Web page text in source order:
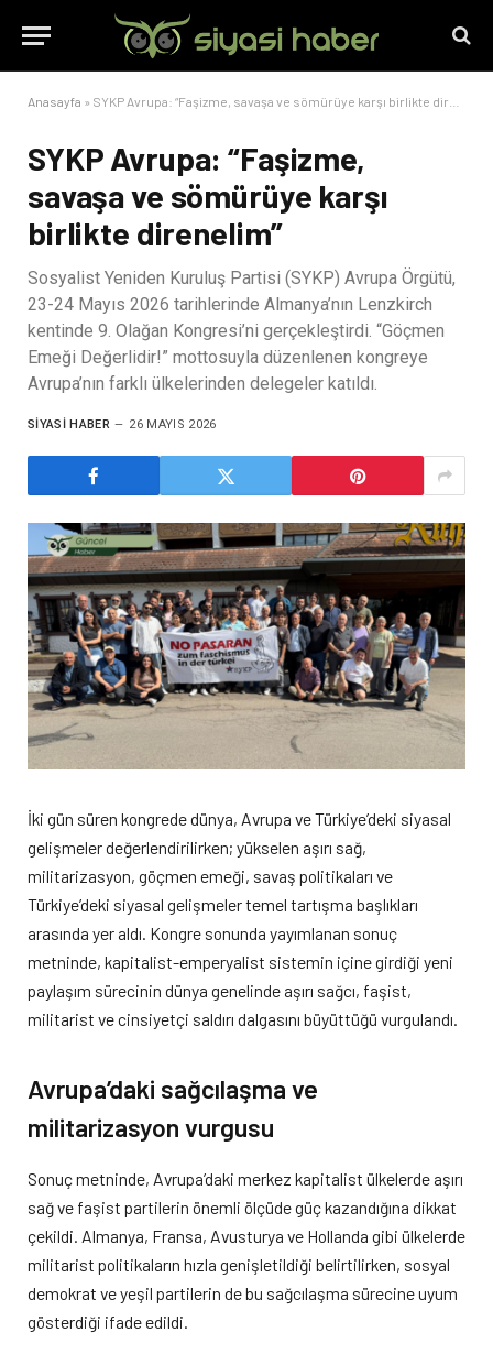
Anasayfa » SYKP Avrupa: “Faşizme, savaşa ve sömürüye karşı birlikte direnelim”
SYKP Avrupa: “Faşizme,
savaşa ve sömürüye karşı
birlikte direnelim”
Sosyalist Yeniden Kuruluş Partisi (SYKP) Avrupa Örgütü,
23-24 Mayıs 2026 tarihlerinde Almanya’nın Lenzkirch
kentinde 9. Olağan Kongresi’ni gerçekleştirdi. “Göçmen
Emeği Değerlidir!” mottosuyla düzenlenen kongreye
Avrupa’nın farklı ülkelerinden delegeler katıldı.
SIYASI HABER 26 MAYIS 2026
İki gün süren kongrede dünya, Avrupa ve Türkiye’deki siyasal
gelişmeler değerlendirilirken; yükselen aşırı sağ,
militarizasyon, göçmen emeği, savaş politikaları ve
Türkiye’deki siyasal gelişmeler temel tartışma başlıkları
arasında yer aldı. Kongre sonunda yayımlanan sonuç
metninde, kapitalist-emperyalist sistemin içine girdiği yeni
paylaşım sürecinin dünya genelinde aşırı sağcı, faşist,
militarist ve cinsiyetçi saldırı dalgasını büyüttüğü vurgulandı.
Avrupa’daki sağcılaşma ve
militarizasyon vurgusu
Sonuç metninde, Avrupa’daki merkez kapitalist ülkelerde aşırı
sağ ve faşist partilerin önemli ölçüde güç kazandığına dikkat
çekildi. Almanya, Fransa, Avusturya ve Hollanda gibi ülkelerde
militarist politikaların hızla genişletildiği belirtilirken, sosyal
demokrat ve yeşil partilerin de bu sağcılaşma sürecine uyum
gösterdiği ifade edildi.